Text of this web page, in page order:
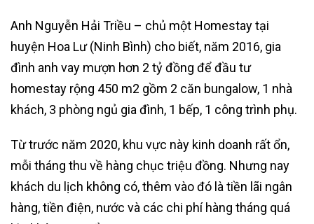
Anh Nguyễn Hải Triều – chủ một Homestay tại
huyện Hoa Lư (Ninh Bình) cho biết, năm 2016, gia
đình anh vay mượn hơn 2 tỷ đồng để đầu tư
homestay rộng 450 m2 gồm 2 căn bungalow, 1 nhà
khách, 3 phòng ngủ gia đình, 1 bếp, 1 công trình phụ.
Từ trước năm 2020, khu vực này kinh doanh rất ổn,
mỗi tháng thu về hàng chục triệu đồng. Nhưng nay
khách du lịch không có, thêm vào đó là tiền lãi ngân
hàng, tiền điện, nước và các chi phí hàng tháng quá